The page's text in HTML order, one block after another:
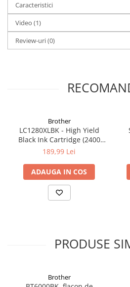
Caracteristici
Video (1)
Review-uri(0)
Brother
LC1280XLBK - High Yield
Black Ink Cartridge (2400
Copies) for MFC-
J6510DW/MFC-J6910DW
189,99 Lei
ADAUGA IN COS
PRODUSE
Brother